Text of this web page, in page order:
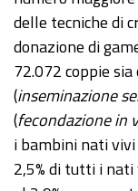
delle tecniche di
donazione di
72.072 coppie
(inseminazione
(fecondazione in
i bambini nati
2,5% di tutti i